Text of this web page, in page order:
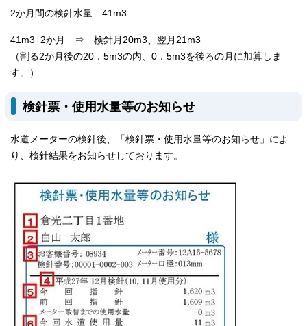
2か月間の検針水量 41m3
41m3÷2か月 ⇒ 検針月20m3、翌月21m3
（割る2か月後の20．5m3の内、0．5m3を後ろの月に加算しま
す。）
検針票・使用水量等のお知らせ
水道メーターの検針後、「検針票・使用水量等のお知らせ」によ
り、検針結果をお知らせしております。